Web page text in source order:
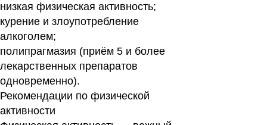
низкая физическая активность;
курение и злоупотребление
алкоголем;
полипрагмазия (приём 5 и более
лекарственных препаратов
одновременно).
Рекомендации по физической
активности